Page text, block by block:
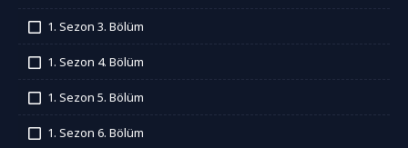
1. Sezon 3. Bölüm
1. Sezon 4. Bölüm
1. Sezon 5. Bölüm
1. Sezon 6. Bölüm